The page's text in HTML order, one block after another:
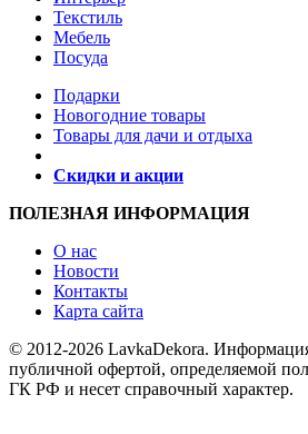
Текстиль
Мебель
Посуда
Подарки
Новогодние товары
Товары для дачи и отдыха
Скидки и акции
ПОЛЕЗНАЯ ИНФОРМАЦИЯ
О нас
Новости
Контакты
Карта сайта
© 2012-2026 LavkaDekora. Информация
публичной офертой, определяемой
ГК РФ и несет справочный характер.